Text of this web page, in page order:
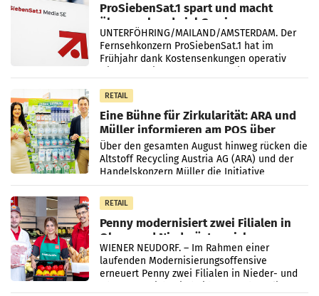
ProSiebenSat.1 spart und macht
überraschend viel Gewinn
UNTERFÖHRING/MAILAND/AMSTERDAM. Der
Fernsehkonzern ProSiebenSat.1 hat im
Frühjahr dank Kostensenkungen operativ
RETAIL
Eine Bühne für Zirkularität: ARA und
Müller informieren am POS über
Kreislauffähigkeit
Über den gesamten August hinweg rücken die
Altstoff Recycling Austria AG (ARA) und der
Handelskonzern Müller die Initiative
„Kreislauf-Helden“ in allen österreichischen
Müller-Filialen
RETAIL
Penny modernisiert zwei Filialen in
Ober- und Niederösterreich
WIENER NEUDORF. – Im Rahmen einer
laufenden Modernisierungsoffensive
erneuert Penny zwei Filialen in Nieder- und